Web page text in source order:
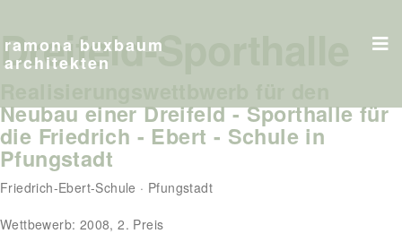
ramona buxbaum
architekten
Dreifeld-Sporthalle
Neubau einer Dreifeld - Sporthalle für
die Friedrich - Ebert - Schule in
Pfungstadt
Friedrich-Ebert-Schule · Pfungstadt
Wettbewerb: 2008, 2. Preis